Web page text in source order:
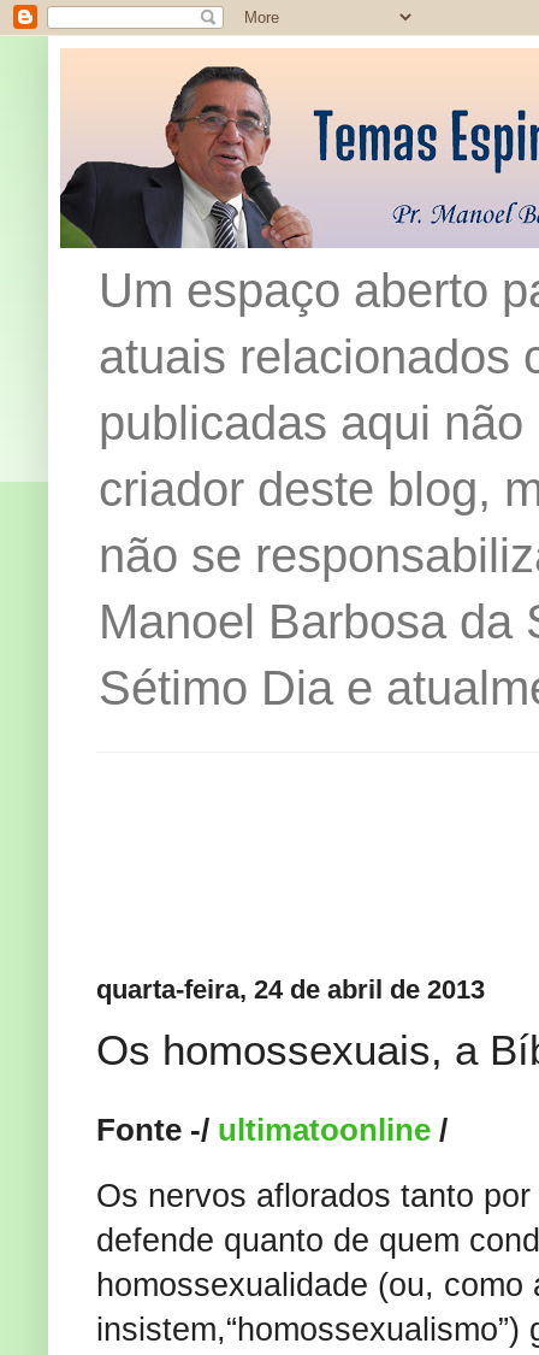
Um espaço aberto
atuais relacionados
publicadas aqui
criador deste blog,
não se
Manoel Barbosa da
Sétimo Dia e
quarta-feira, 24 de abril de 2013
Os homossexuais, a
Fonte -/ ultimatoonline /
Os nervos aflorados tanto
defende quanto de quem
homossexualidade (ou, como
insistem,“homossexualismo”)